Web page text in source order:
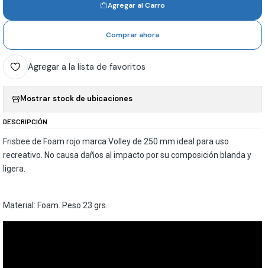
Agregar al Carro
Comprar ahora
Agregar a la lista de favoritos
Mostrar stock de ubicaciones
DESCRIPCIÓN
Frisbee de Foam rojo marca Volley de 250 mm ideal para uso
recreativo. No causa daños al impacto por su composición blanda y
ligera.
Material: Foam. Peso 23 grs.